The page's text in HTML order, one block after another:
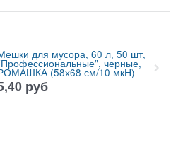
для мусора, 60 л, 50 шт,
черные,
(58х68 см/10 мкН)
руб